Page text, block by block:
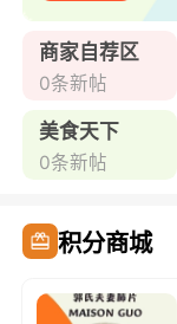
商家自荐区
0条新帖
美食天下
0条新帖
积分商城